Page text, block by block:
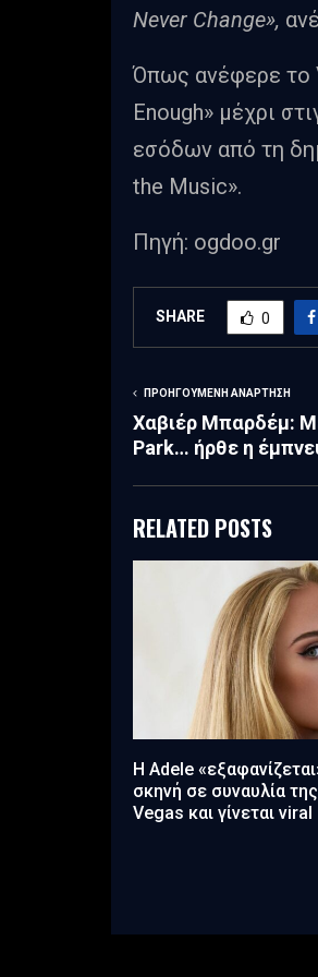
Never Change»,
Όπως ανέφερε το
Enough» μέχρι
εσόδων από τη
the Music».
Πηγή: ogdoo.gr
SHARE 0
ΠΡΟΗΓΟΎΜΕΝΗ ΑΝΆΡΤΗΣΗ
Χαβιέρ Μπαρδέμ:
Park… ήρθε η
RELATED POSTS
Η Adele
σκηνή σε συναυλία
Vegas και γίνεται viral